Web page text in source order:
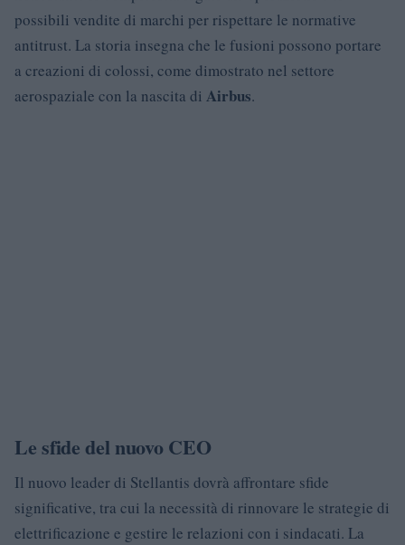
possibili vendite di marchi per rispettare le normative
antitrust. La storia insegna che le fusioni possono portare
a creazioni di colossi, come dimostrato nel settore
aerospaziale con la nascita di Airbus.
Le sfide del nuovo CEO
Il nuovo leader di Stellantis dovrà affrontare sfide
significative, tra cui la necessità di rinnovare le strategie di
elettrificazione e gestire le relazioni con i sindacati. La